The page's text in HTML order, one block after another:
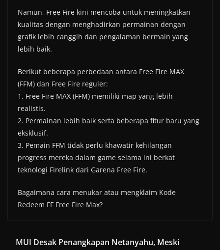
Namun, Free Fire kini mencoba untuk meningkatkan
kualitas dengan menghadirkan permainan dengan
grafik lebih canggih dan pengalaman bermain yang
lebih baik.
Berikut beberapa perbedaan antara Free Fire MAX
(FFM) dan Free Fire reguler:
1. Free Fire MAX (FFM) memiliki map yang lebih
realistis.
2. Permainan lebih baik serta beberapa fitur baru yang
eksklusif.
3. Pemain FFM tidak perlu khawatir kehilangan
progress mereka dalam game selama ini berkat
teknologi Firelink dari Garena Free Fire.
Bagaimana cara menukar atau mengklaim Kode
Redeem FF Free Fire Max?
MUI Desak Penangkapan Netanyahu, Meski